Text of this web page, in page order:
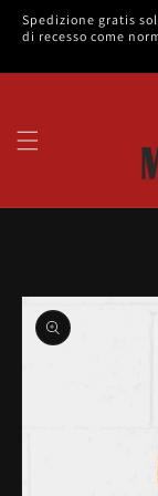
direttamente
ai contenuti
Spedizione gratis
di recesso come